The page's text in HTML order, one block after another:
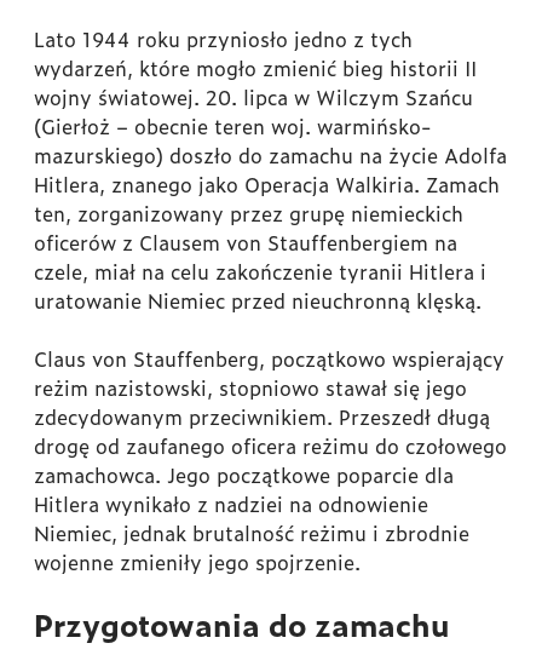
Lato 1944 roku przyniosło jedno z tych
wydarzeń, które mogło zmienić bieg historii II
wojny światowej. 20. lipca w Wilczym Szańcu
(Gierłoż – obecnie teren woj. warmińsko-
mazurskiego) doszło do zamachu na życie Adolfa
Hitlera, znanego jako Operacja Walkiria. Zamach
ten, zorganizowany przez grupę niemieckich
oficerów z Clausem von Stauffenbergiem na
czele, miał na celu zakończenie tyranii Hitlera i
uratowanie Niemiec przed nieuchronną klęską.
Claus von Stauffenberg, początkowo wspierający
reżim nazistowski, stopniowo stawał się jego
zdecydowanym przeciwnikiem. Przeszedł długą
drogę od zaufanego oficera reżimu do czołowego
zamachowca. Jego początkowe poparcie dla
Hitlera wynikało z nadziei na odnowienie
Niemiec, jednak brutalność reżimu i zbrodnie
wojenne zmieniły jego spojrzenie.
Przygotowania do zamachu